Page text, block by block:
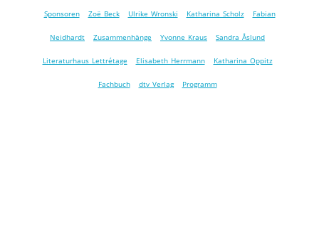
Sponsoren Zoë Beck Ulrike Wronski Katharina Scholz Fabian
Neidhardt Zusammenhänge Yvonne Kraus Sandra Åslund
Literaturhaus Lettrétage Elisabeth Herrmann Katharina Oppitz
Fachbuch dtv Verlag Programm